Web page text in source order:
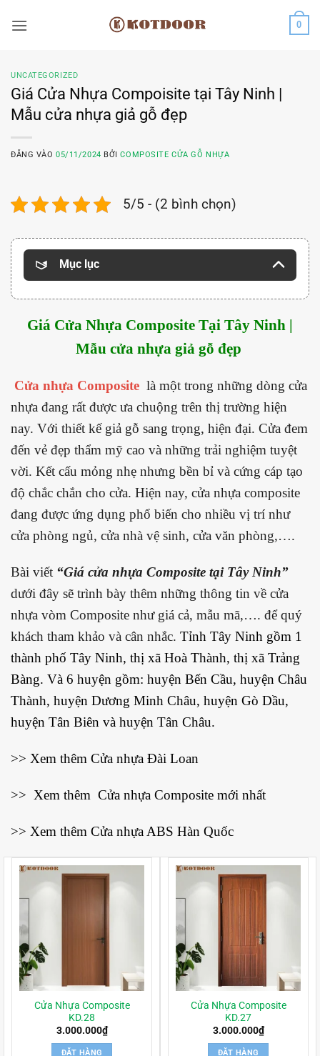
qua
0
UNCATEGORIZED
Giá Cửa Nhựa Compoisite tại Tây Ninh |
Mẫu cửa nhựa giả gỗ đẹp
ĐĂNG VÀO05/11/2024 BỞICOMPOSITE CỬA GỖ NHỰA
5/5 - (2 bình chọn)
Mục lục
Giá Cửa Nhựa Composite Tại Tây Ninh |
Mẫu cửa nhựa giả gỗ đẹp
Cửa nhựa Composite là một trong những dòng cửa
nhựa đang rất được ưa chuộng trên thị trường hiện
nay. Với thiết kế giả gỗ sang trọng, hiện đại. Cửa đem
đến vẻ đẹp thẩm mỹ cao và những trải nghiệm tuyệt
vời. Kết cấu mỏng nhẹ nhưng bền bỉ và cứng cáp tạo
độ chắc chắn cho cửa. Hiện nay, cửa nhựa composite
đang được ứng dụng phổ biến cho nhiều vị trí như
cửa phòng ngủ, cửa nhà vệ sinh, cửa văn phòng,….
Bài viết “Giá cửa nhựa Composite tại Tây Ninh”
dưới đây sẽ trình bày thêm những thông tin về cửa
nhựa vòm Composite như giá cả, mẫu mã,…. để quý
khách tham khảo và cân nhắc. Tỉnh Tây Ninh gồm 1
thành phố Tây Ninh, thị xã Hoà Thành, thị xã Trảng
Bàng. Và 6 huyện gồm: huyện Bến Cầu, huyện Châu
Thành, huyện Dương Minh Châu, huyện Gò Dầu,
huyện Tân Biên và huyện Tân Châu.
>> Xem thêm Cửa nhựa Đài Loan
>> Xem thêm Cửa nhựa Composite mới nhất
>> Xem thêm Cửa nhựa ABS Hàn Quốc
Cửa Nhựa Composite
KD.28
3.000.000₫
ĐẶT HÀNG
Cửa Nhựa Composite
KD.27
3.000.000₫
ĐẶT HÀNG